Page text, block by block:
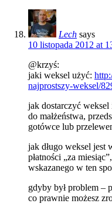
Lech says
10 listopada 2012 at
@krzyś:
jaki weksel użyć:
najprostszy-weksel/
jak dostarczyć
do małżeństwa,
gotówce lub
jak długo weksel jest
płatności „za
wskazanego w ten
gdyby był problem –
co prawnie możesz